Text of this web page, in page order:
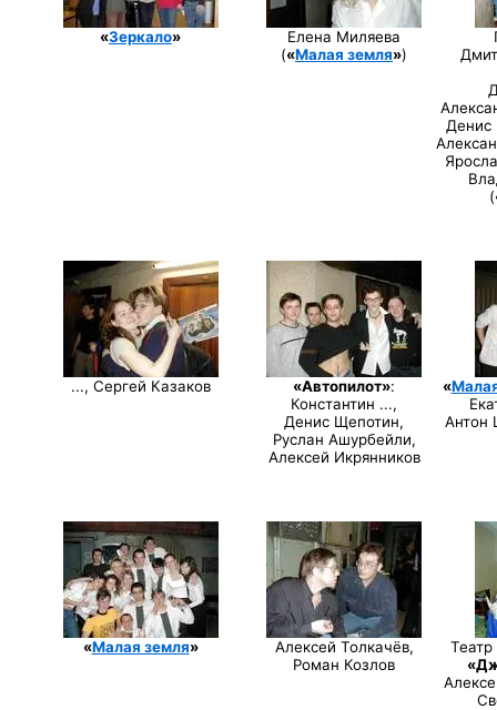
«Зеркало»
Елена Миляева
(«Малая земля»)
Денис
(
..., Сергей Казаков «Автопилот»:
Константин ...,
Денис Щепотин,
Руслан Ашурбейли,
Алексей Икрянников
«
Антон
«Малая земля»
Алексей Толкачёв,
Роман Козлов